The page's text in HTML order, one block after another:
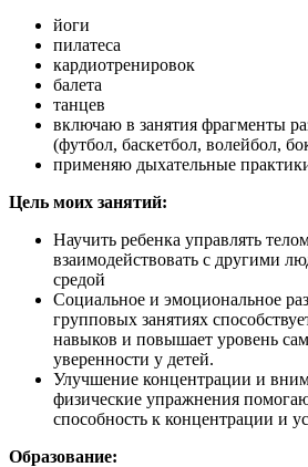
йоги
пилатеса
кардиотренировок
балета
танцев
включаю в занятия фрагменты
(футбол, баскетбол, волейбол,
применяю дыхательные
Цель моих занятий:
Научить ребенка управлять
взаимодействовать с другими
средой
Социальное и эмоциональное
групповых занятиях
навыков и повышает уровень
уверенности у детей.
Улучшение концентрации и
физические упражнения
способность к концентрации и
Образование: